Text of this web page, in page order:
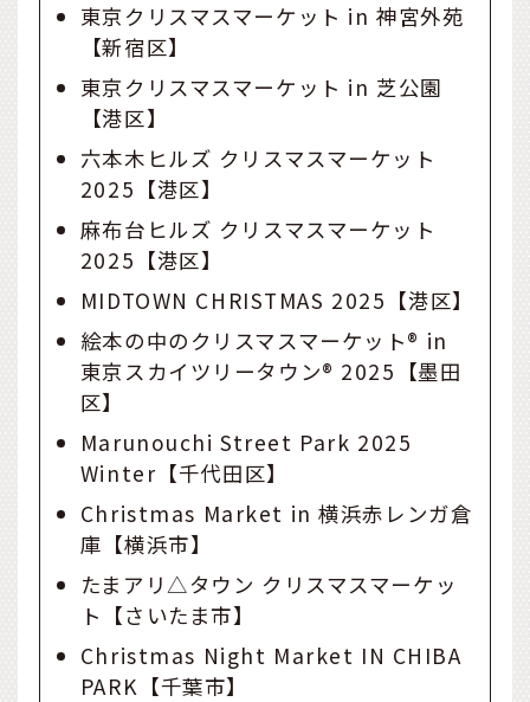
東京クリスマスマーケット in 神宮外苑
【新宿区】
東京クリスマスマーケット in 芝公園
【港区】
六本木ヒルズ クリスマスマーケット
2025【港区】
麻布台ヒルズ クリスマスマーケット
2025【港区】
MIDTOWN CHRISTMAS 2025【港区】
絵本の中のクリスマスマーケット® in
東京スカイツリータウン® 2025【墨田
区】
Marunouchi Street Park 2025
Winter【千代田区】
Christmas Market in 横浜赤レンガ倉
庫【横浜市】
たまアリ△タウン クリスマスマーケッ
ト【さいたま市】
Christmas Night Market IN CHIBA
PARK【千葉市】